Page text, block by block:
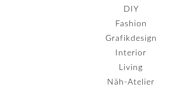
DIY
Fashion
Grafikdesign
Interior
Living
Näh-Atelier